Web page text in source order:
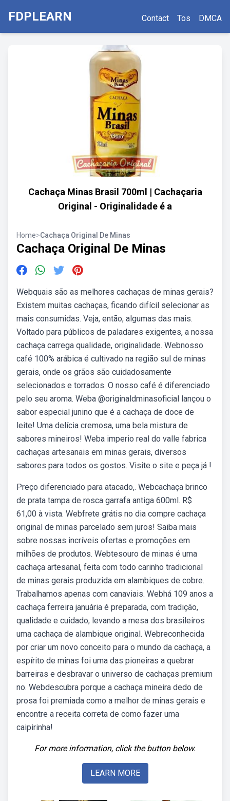
FDPLEARN Contact Tos DMCA
Cachaça Minas Brasil 700ml | Cachaçaria
Original - Originalidade é a
Home>Cachaça Original De Minas
Cachaça Original De Minas
Webquais são as melhores cachaças de minas gerais?
Existem muitas cachaças, ficando difícil selecionar as
mais consumidas. Veja, então, algumas das mais.
Voltado para públicos de paladares exigentes, a nossa
cachaça carrega qualidade, originalidade. Webnosso
café 100% arábica é cultivado na região sul de minas
gerais, onde os grãos são cuidadosamente
selecionados e torrados. O nosso café é diferenciado
pelo seu aroma. Weba @originaldminasoficial lançou o
sabor especial junino que é a cachaça de doce de
leite! Uma delícia cremosa, uma bela mistura de
sabores mineiros! Weba imperio real do valle fabrica
cachaças artesanais em minas gerais, diversos
sabores para todos os gostos. Visite o site e peça já !
Preço diferenciado para atacado,. Webcachaça brinco
de prata tampa de rosca garrafa antiga 600ml. R$
61,00 à vista. Webfrete grátis no dia compre cachaça
original de minas parcelado sem juros! Saiba mais
sobre nossas incríveis ofertas e promoções em
milhões de produtos. Webtesouro de minas é uma
cachaça artesanal, feita com todo carinho tradicional
de minas gerais produzida em alambiques de cobre.
Trabalhamos apenas com canaviais. Webhá 109 anos a
cachaça ferreira januária é preparada, com tradição,
qualidade e cuidado, levando a mesa dos brasileiros
uma cachaça de alambique original. Webreconhecida
por criar um novo conceito para o mundo da cachaça, a
espírito de minas foi uma das pioneiras a quebrar
barreiras e desbravar o universo de cachaças premium
no. Webdescubra porque a cachaça mineira dedo de
prosa foi premiada como a melhor de minas gerais e
encontre a receita correta de como fazer uma
caipirinha!
For more information, click the button below.
LEARN MORE